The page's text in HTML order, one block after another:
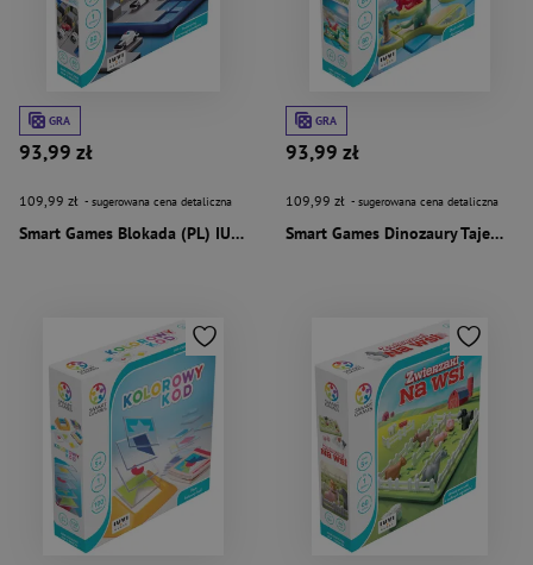
GRA
93,99 zł
109,99 zł - sugerowana cena detaliczna
Smart Games Blokada (PL) IUVI Games
GRA
93,99 zł
109,99 zł - sugerowana cena detaliczna
Smart Games Dinozaury Tajemnicza Wyspa (PL) IUVI